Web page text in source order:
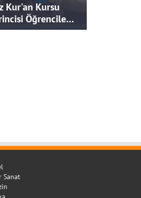
Kur'an Kursu
Öğrencilere
Sanat